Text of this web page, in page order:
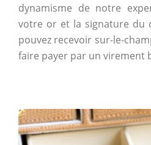
dynamisme de notre
votre or et la signature du
pouvez recevoir sur-le-
faire payer par un virement